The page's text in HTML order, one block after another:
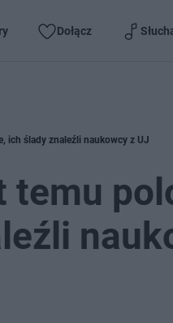
Dołącz
ich ślady znaleźli naukowcy z UJ
temu